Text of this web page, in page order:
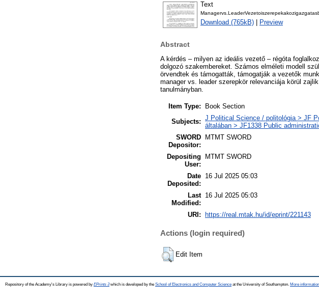
Text
Download (765kB)
Preview
Abstract
A kérdés – milyen az ideális vezető – régóta
dolgozó szakembereket. Számos elméleti modell
örvendtek és támogatták, támogatják a vezetők
manager vs. leader szerepkör relevanciája körül
tanulmányban.
Item Type:
Book Section
Subjects: J Political Science / politológia > JF
általában > JF1338 Public
SWORD
Depositor:
MTMT SWORD
Depositing
User:
MTMT SWORD
Date
Deposited:
16 Jul 2025 05:03
Last
Modified:
16 Jul 2025 05:03
URI: https://real.mtak.hu/id/eprint/221143
Actions (login required)
Edit Item
Repository of the Academy's Library is powered by EPrints 3which is developed by the School of Electronics and Computer Science at the University of Southampton. More